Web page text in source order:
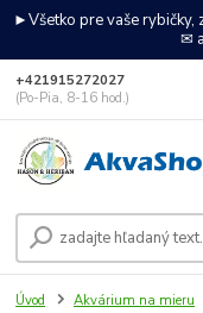
►Všetko pre vaše
✉
+421915272027
(Po-Pia, 8-16 hod.)
Úvod Akvárium na mieru